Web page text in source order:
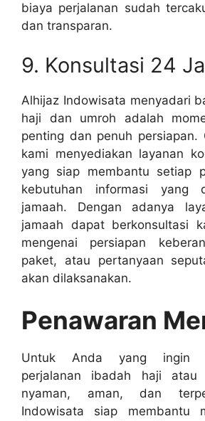
biaya perjalanan sudah
dan transparan.
9. Konsultasi 24
Alhijaz Indowisata menyadari
haji dan umroh adalah
penting dan penuh persiapan.
kami menyediakan layanan
yang siap membantu setiap
kebutuhan informasi yang
jamaah. Dengan adanya
jamaah dapat berkonsultasi
mengenai persiapan
paket, atau pertanyaan
akan dilaksanakan.
Penawaran
Untuk Anda yang ingin
perjalanan ibadah haji atau
nyaman, aman, dan
Indowisata siap membantu